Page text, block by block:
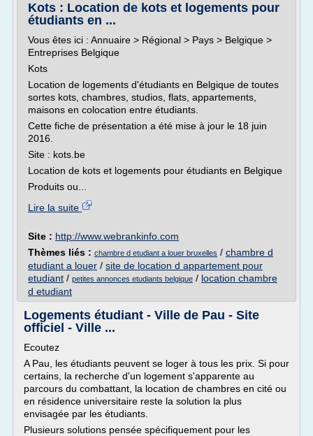
Kots : Location de kots et logements pour
étudiants en ...
Vous êtes ici : Annuaire > Régional > Pays > Belgique >
Entreprises Belgique
Kots
Location de logements d'étudiants en Belgique de toutes
sortes kots, chambres, studios, flats, appartements,
maisons en colocation entre étudiants.
Cette fiche de présentation a été mise à jour le 18 juin
2016.
Site : kots.be
Location de kots et logements pour étudiants en Belgique
Produits ou...
Lire la suite
Site : http://www.webrankinfo.com
Thèmes liés : chambre d etudiant a louer bruxelles / chambre d
etudiant a louer / site de location d appartement pour
etudiant / petites annonces etudiants belgique / location chambre
d etudiant
Logements étudiant - Ville de Pau - Site
officiel - Ville ...
Ecoutez
A Pau, les étudiants peuvent se loger à tous les prix. Si pour
certains, la recherche d'un logement s'apparente au
parcours du combattant, la location de chambres en cité ou
en résidence universitaire reste la solution la plus
envisagée par les étudiants.
Plusieurs solutions pensée spécifiquement pour les